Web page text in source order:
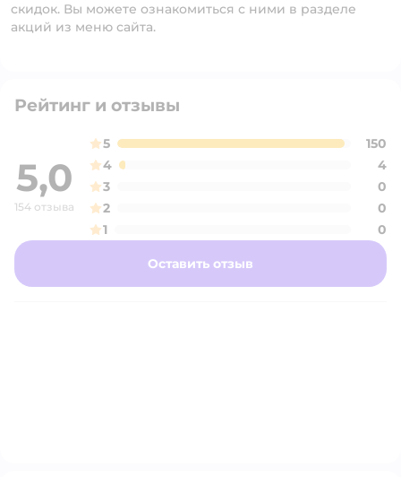
скидок. Вы можете ознакомиться с ними в разделе
акций из меню сайта.
Рейтинг и отзывы
5,0
154 отзыва
5
150
4
4
3
0
2
0
1
0
Оставить отзыв